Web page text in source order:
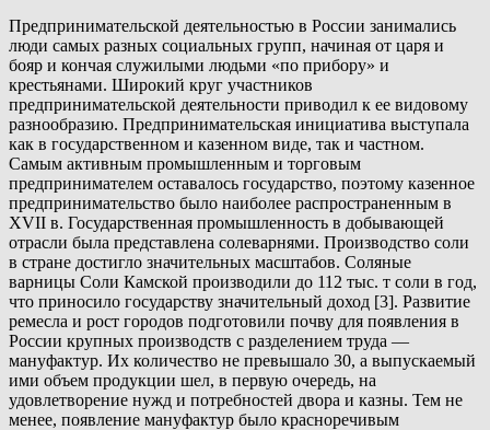
Предпринимательской деятельностью в России занимались
люди самых разных социальных групп, начиная от царя и
бояр и кончая служилыми людьми «по прибору» и
крестьянами. Широкий круг участников
предпринимательской деятельности приводил к ее видовому
разнообразию. Предпринимательская инициатива выступала
как в государственном и казенном виде, так и частном.
Самым активным промышленным и торговым
предпринимателем оставалось государство, поэтому казенное
предпринимательство было наиболее распространенным в
XVII в. Государственная промышленность в добывающей
отрасли была представлена солеварнями. Производство соли
в стране достигло значительных масштабов. Соляные
варницы Соли Камской производили до 112 тыс. т соли в год,
что приносило государству значительный доход [3]. Развитие
ремесла и рост городов подготовили почву для появления в
России крупных производств с разделением труда —
мануфактур. Их количество не превышало 30, а выпускаемый
ими объем продукции шел, в первую очередь, на
удовлетворение нужд и потребностей двора и казны. Тем не
менее, появление мануфактур было красноречивым